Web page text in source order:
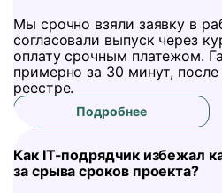
Мы срочно взяли заявку в
согласовали выпуск через
оплату срочным платежом.
примерно за 30 минут, после
реестре.
Подробнее
Как IT-подрядчик избежал
за срыва сроков проекта?